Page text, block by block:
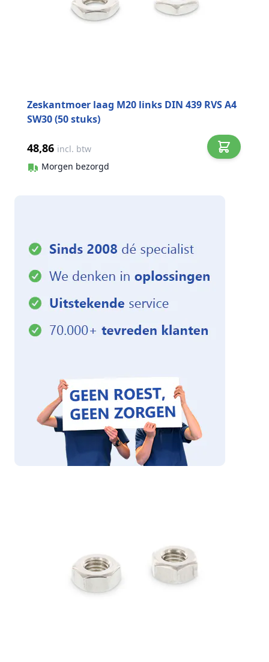
Zeskantmoer laag M20 links DIN 439 RVS A4
SW30 (50 stuks)
48,86 incl. btw
Morgen bezorgd